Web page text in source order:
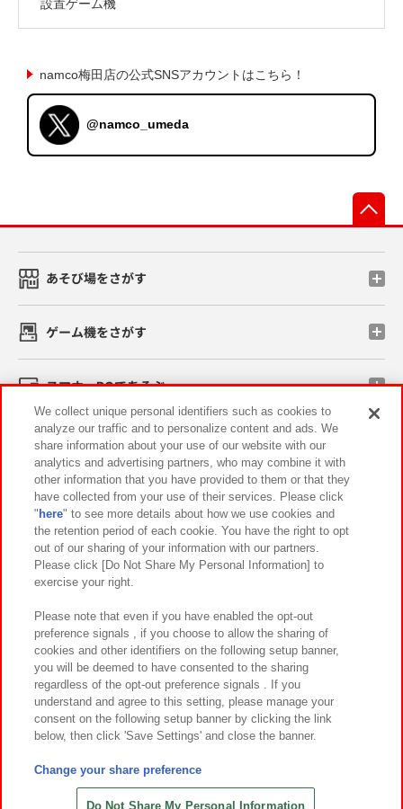
設置ゲーム機
namco梅田店の公式SNSアカウントはこちら！
@namco_umeda
あそび場をさがす
ゲーム機をさがす
スマホ・PCであそぶ
イベント・キャンペーン
関連会社 サステナビリティ サイトポリシー
プライバシーポリシー ウェブアクセシビリティ方針と検証結果
お取引先さまとともに
カスタマーハラスメント対応方針 よくあるご質問・お問い合わせ
©Bandai Namco Amusement Inc.
©Bandai Namco Amusement Lab Inc.
©HANAYASHIKI Co., Ltd. All Rights Reserved.
We collect unique personal identifiers such as cookies to
analyze our traffic and to personalize content and ads. We
share information about your use of our website with our
analytics and advertising partners, who may combine it with
other information that you have provided to them or that they
have collected from your use of their services. Please click
" here" to see more details about how we use cookies and
the retention period of each cookie. You have the right to opt
out of our sharing of your information with our partners.
Please click [Do Not Share My Personal Information] to
exercise your right.
Please note that even if you have enabled the opt-out
preference signals , if you choose to allow the sharing of
cookies and other identifiers on the following setup banner,
you will be deemed to have consented to the sharing
regardless of the opt-out preference signals . If you
understand and agree to this setting, please manage your
consent on the following setup banner by clicking the link
below, then click 'Save Settings' and close the banner.
Change your share preference
Do Not Share My Personal Information